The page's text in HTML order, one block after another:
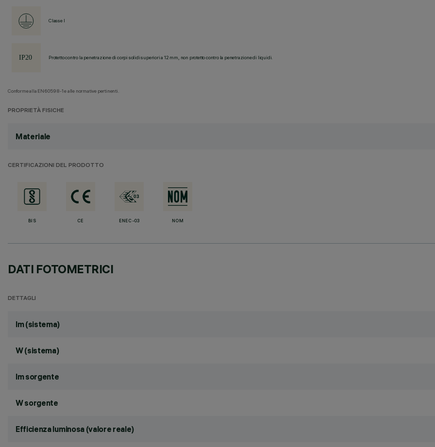
Classe I
Protetto contro la penetrazione di corpi solidi superiori a 12 mm, non protetto contro la penetrazione di liquidi.
Conforme alla EN60598-1 e alle normative pertinenti.
PROPRIETÀ FISICHE
Materiale
CERTIFICAZIONI DEL PRODOTTO
BIS CE ENEC-03 NOM
DATI FOTOMETRICI
DETTAGLI
lm (sistema)
W (sistema)
lm sorgente
W sorgente
Efficienza luminosa (valore reale)